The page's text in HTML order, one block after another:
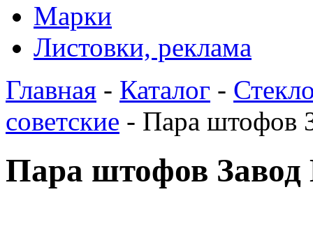
Марки
Листовки, реклама
Главная - Каталог -
советские - Пара штофов
Пара штофов Завод